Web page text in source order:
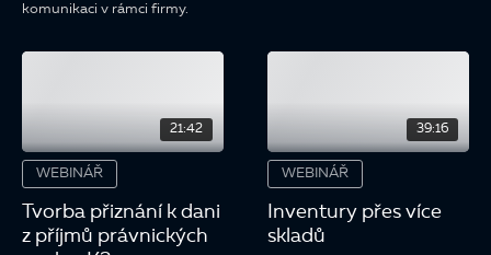
komunikaci v rámci firmy.
21:42
WEBINÁŘ
Tvorba přiznání k dani
z příjmů právnických
39:16
WEBINÁŘ
Inventury přes více
skladů